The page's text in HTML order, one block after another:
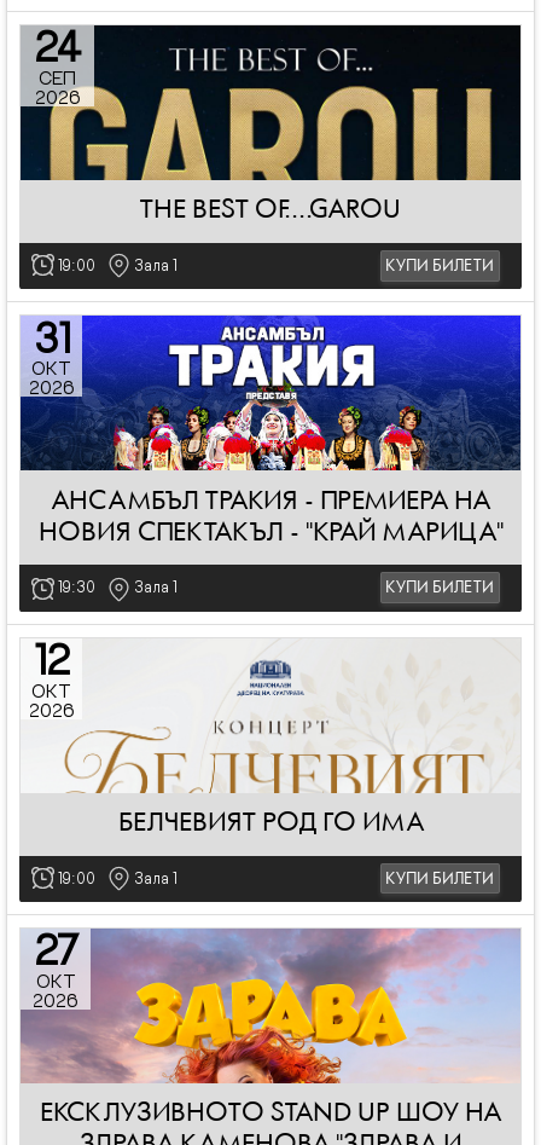
24
СЕП
2026
THE BEST OF....GAROU
19:00 Зала 1 КУПИ БИЛЕТИ
31
ОКТ
2026
АНСАМБЪЛ ТРАКИЯ - ПРЕМИЕРА НА
НОВИЯ СПЕКТАКЪЛ - "КРАЙ МАРИЦА"
19:30 Зала 1 КУПИ БИЛЕТИ
12
ОКТ
2026
БЕЛЧЕВИЯТ РОД ГО ИМА
19:00 Зала 1 КУПИ БИЛЕТИ
27
ОКТ
2026
ЕКСКЛУЗИВНОТО STAND UP ШОУ НА